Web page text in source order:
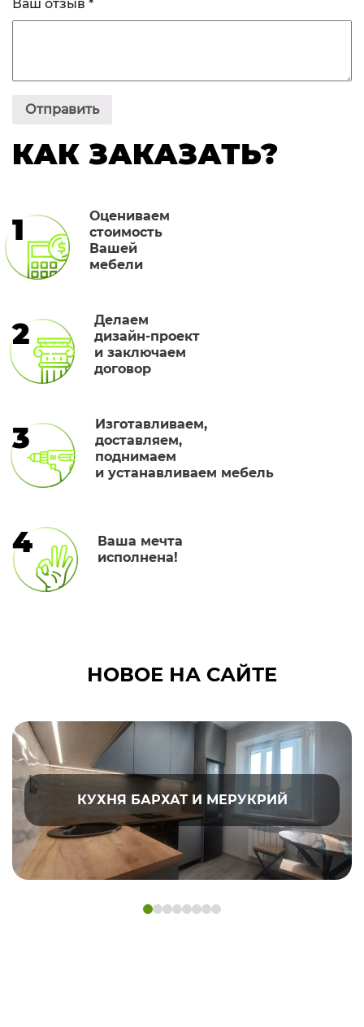
Ваш отзыв *
КАК ЗАКАЗАТЬ?
1
Оцениваем
стоимость
Вашей
мебели
2
Делаем
дизайн-проект
и заключаем
договор
3
Изготавливаем,
доставляем,
поднимаем
и устанавливаем мебель
4
Ваша мечта
исполнена!
НОВОЕ НА САЙТЕ
КУХНЯ БАРХАТ И МЕРУКРИЙ